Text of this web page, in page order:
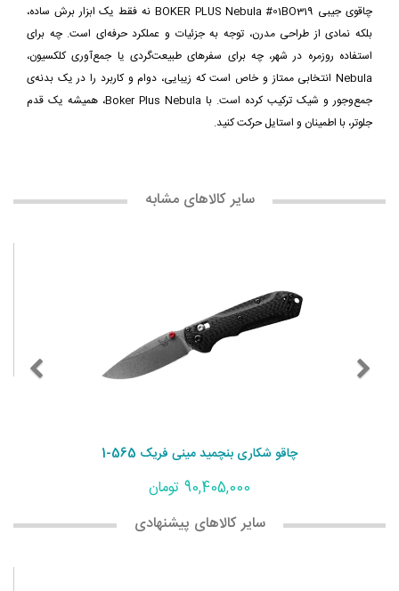
چاقوی جیبی BOKER PLUS Nebula #01BO319 نه فقط یک ابزار برش ساده،
بلکه نمادی از طراحی مدرن، توجه به جزئیات و عملکرد حرفه‌ای است. چه برای
استفاده روزمره در شهر، چه برای سفرهای طبیعت‌گردی یا جمع‌آوری کلکسیون،
Nebula انتخابی ممتاز و خاص است که زیبایی، دوام و کاربرد را در یک بدنه‌ی
جمع‌وجور و شیک ترکیب کرده است. با Boker Plus Nebula، همیشه یک قدم
جلوتر، با اطمینان و استایل حرکت کنید.
سایر کالاهای مشابه
چاقو شکاری بنچمید مینی فریک 565-1
90,405,000 تومان
سایر کالاهای پیشنهادی